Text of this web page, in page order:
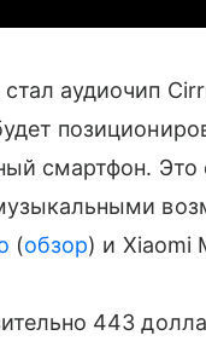
аудиочип
смартфон. Это
(обзор) и Xiaomi
443